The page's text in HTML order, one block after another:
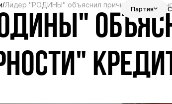
Партия
Лидер "РОДИНЫ" объяснил причину